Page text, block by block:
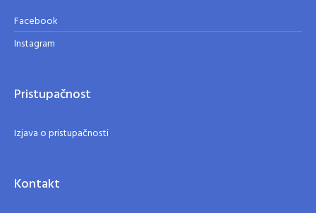
Facebook
Instagram
Pristupačnost
Izjava o pristupačnosti
Kontakt